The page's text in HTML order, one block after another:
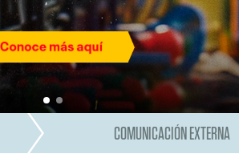
COMUNICACIÓN EXTERNA